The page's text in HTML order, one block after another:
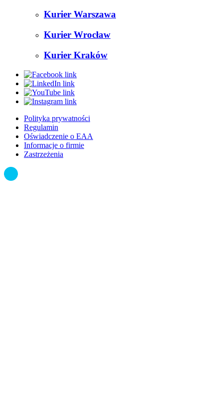
Kurier Warszawa
Kurier Wrocław
Kurier Kraków
Polityka prywatności
Regulamin
Oświadczenie o EAA
Informacje o firmie
Zastrzeżenia